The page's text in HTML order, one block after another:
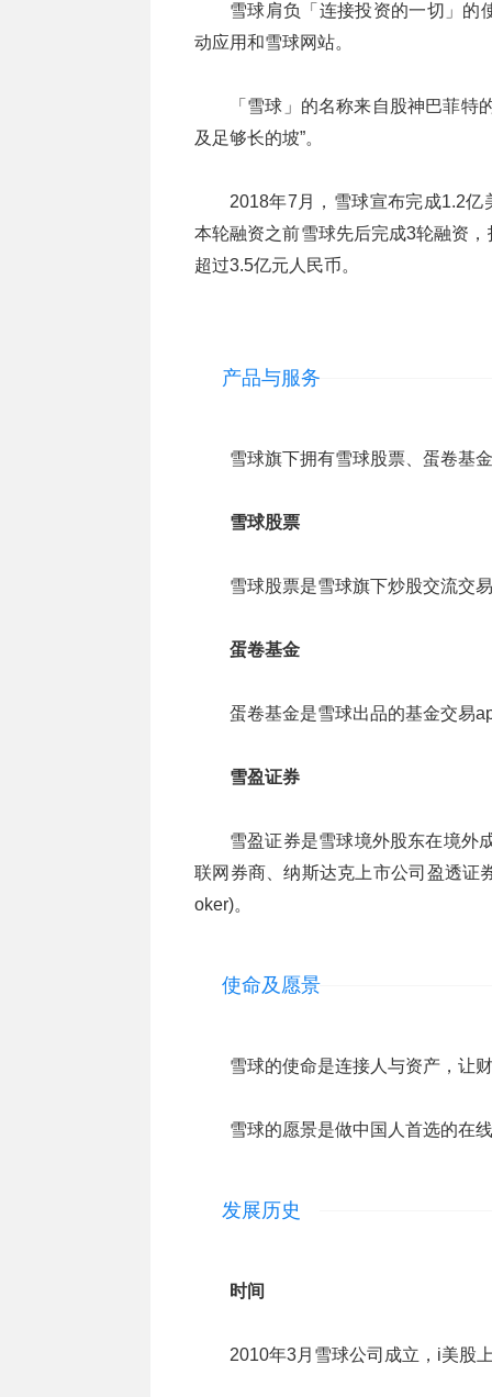
雪球肩负「连接投资的一切」的
动应用和雪球网站。
「雪球」的名称来自股神巴菲特
及足够长的坡”。
2018年7月，雪球宣布完成1.2
本轮融资之前雪球先后完成3轮融资
超过3.5亿元人民币。
产品与服务
雪球旗下拥有雪球股票、蛋卷基
雪球股票
雪球股票是雪球旗下炒股交流交
蛋卷基金
蛋卷基金是雪球出品的基金交易
雪盈证券
雪盈证券是雪球境外股东在境外
联网券商、纳斯达克上市公司盈透证
oker)。
使命及愿景
雪球的使命是连接人与资产，让
雪球的愿景是做中国人首选的在
发展历史
时间
2010年3月雪球公司成立，i美股